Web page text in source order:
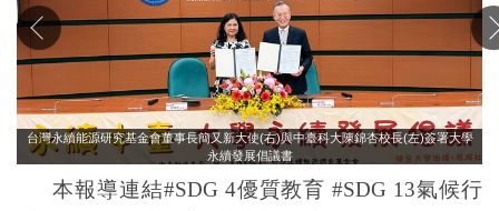
台灣永續能源研究基金會董事長簡又新大使(右)與中臺科大陳錦杏校長(左)簽署大學
永續發展倡議書
本報導連結#SDG 4優質教育 #SDG 13氣候行